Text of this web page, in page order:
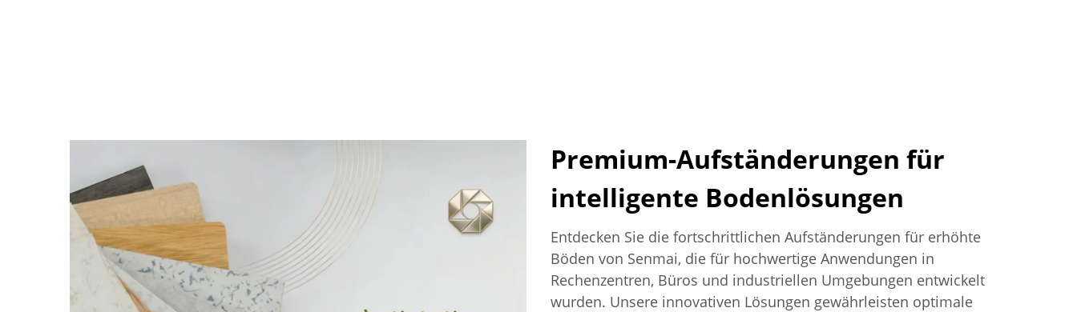
Premium-Aufständerungen für
intelligente Bodenlösungen
Entdecken Sie die fortschrittlichen Aufständerungen für erhöhte
Böden von Senmai, die für hochwertige Anwendungen in
Rechenzentren, Büros und industriellen Umgebungen entwickelt
wurden. Unsere innovativen Lösungen gewährleisten optimale